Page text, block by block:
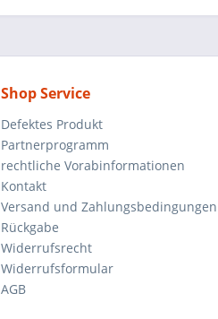
Shop Service
Defektes Produkt
Partnerprogramm
rechtliche Vorabinformationen
Kontakt
Versand und Zahlungsbedingungen
Rückgabe
Widerrufsrecht
Widerrufsformular
AGB